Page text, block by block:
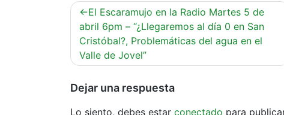
Navegación
de
entradas
El Escaramujo en la Radio Martes 5 de
abril 6pm – “¿Llegaremos al día 0 en San
Cristóbal?, Problemáticas del agua en el
Valle de Jovel”
Dejar una respuesta
Lo siento, debes estar conectado para